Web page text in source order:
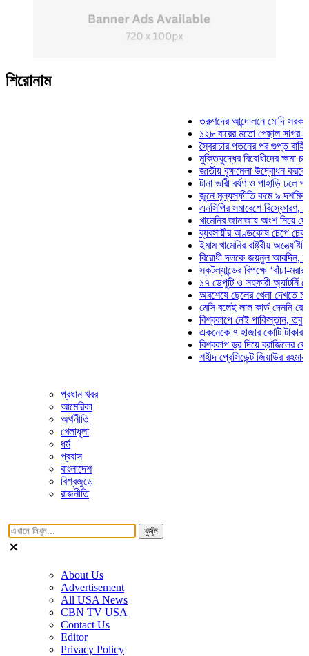
শিরোনাম
তরুণদের আন্দোলনে মোদি সরকার
১২৮ বারের মতো পেছাল সাগর-রুনি
স্বৈরাচার পতনের পর গুপ্ত বাহিনীর
মুক্তিযুদ্ধের বিরোধীদের ক্ষমা চাইতে
জাতীয় বৃক্ষমেলা উদ্বোধন করলেন
টানা ভারী বর্ষণ ও পাহাড়ি ঢলে
জুনে মূল্যস্ফীতি কমে ৯ দশমিক ১৬
এনসিপির সমাবেশে বিস্ফোরণ,
খামেনির জানাজায় অংশ নিয়ে দেশে
ব্যবসায়ীর অণ্ডকোষ চেপে চেক-
ইমাম খামেনির রাষ্ট্রীয়
বিরোধী দলকে জয়নুল আবদিন,
স্কটল্যান্ডের বিপক্ষে ‘বাঁচা-মরার
১৭ ডেপুটি ও সহকারী অ্যাটর্নি
অবশেষে ছেলের খেলা দেখতে মাঠে
মেসি বলেই লাল কার্ড দেননি রেফারি!
বিশ্বকাপে নেই পাকিস্তান, তবু
একনেকে ৭ হাজার কোটি টাকার ৫
বিশ্বকাপ ড্র দিয়ে ব্রাজিলের হেক্সা
শহীদ প্রেসিডেন্ট জিয়াউর রহমান
প্রধান খবর
আমেরিকা
অর্থনীতি
খেলাধুলা
ধর্ম
প্রবাস
বাংলাদেশ
বিশ্বজুড়ে
রাজনীতি
খুজুঁন
About Us
Advertisement
All USA News
CBN TV USA
Contact Us
Editor
Privacy Policy